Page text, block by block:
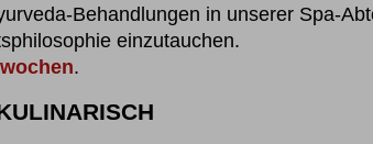
Behandlungen in unserer Spa-
einzutauchen.
.